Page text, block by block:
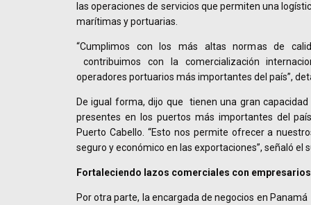
las operaciones de servicios que permiten una
marítimas y portuarias.
“Cumplimos con los más altas normas de
contribuimos con la comercialización
operadores portuarios más importantes del país”,
De igual forma, dijo que tienen una gran
presentes en los puertos más importantes del
Puerto Cabello. “Esto nos permite ofrecer a
seguro y económico en las exportaciones”, señaló el
Fortaleciendo lazos comerciales con
Por otra parte, la encargada de negocios en